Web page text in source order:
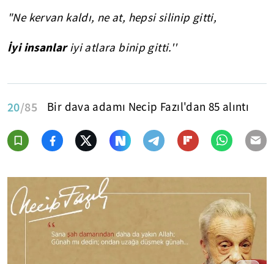
"Ne kervan kaldı, ne at, hepsi silinip gitti,
İyi insanlariyi atlara binip gitti.''
20/85 Bir dava adamı Necip Fazıl'dan 85 alıntı